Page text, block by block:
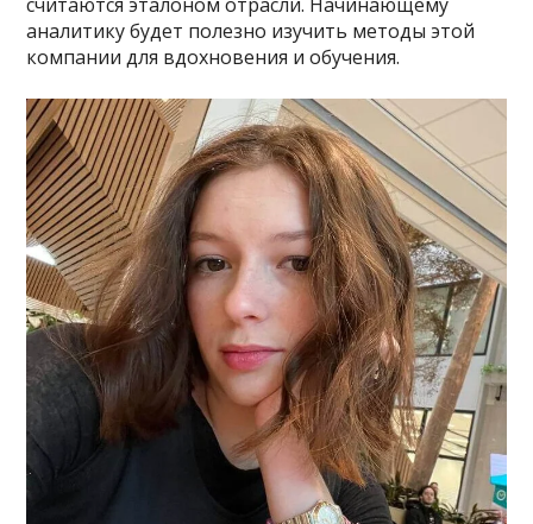
аналитику будет полезно изучить методы этой
компании для вдохновения и обучения.